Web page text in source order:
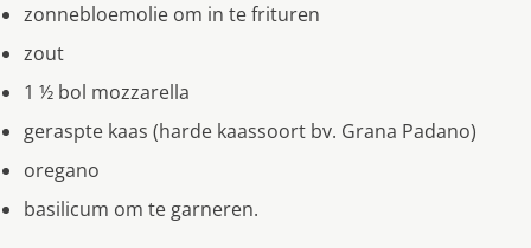
zonnebloemolie om in te frituren
zout
1 ½ bol mozzarella
geraspte kaas (harde kaassoort bv. Grana Padano)
oregano
basilicum om te garneren.